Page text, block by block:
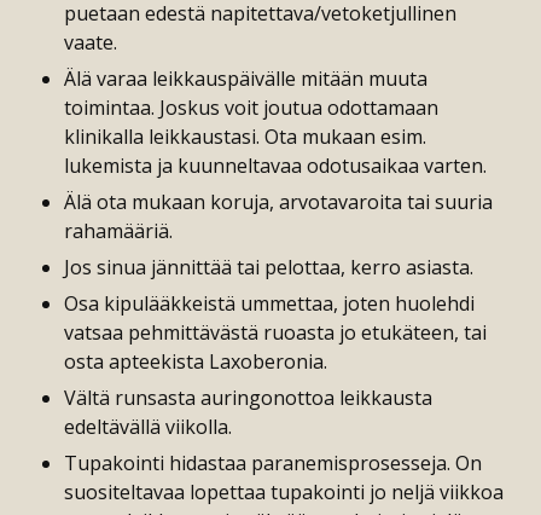
puetaan edestä napitettava/vetoketjullinen
vaate.
Älä varaa leikkauspäivälle mitään muuta
toimintaa. Joskus voit joutua odottamaan
klinikalla leikkaustasi. Ota mukaan esim.
lukemista ja kuunneltavaa odotusaikaa varten.
Älä ota mukaan koruja, arvotavaroita tai suuria
rahamääriä.
Jos sinua jännittää tai pelottaa, kerro asiasta.
Osa kipulääkkeistä ummettaa, joten huolehdi
vatsaa pehmittävästä ruoasta jo etukäteen, tai
osta apteekista Laxoberonia.
Vältä runsasta auringonottoa leikkausta
edeltävällä viikolla.
Tupakointi hidastaa paranemisprosesseja. On
suositeltavaa lopettaa tupakointi jo neljä viikkoa